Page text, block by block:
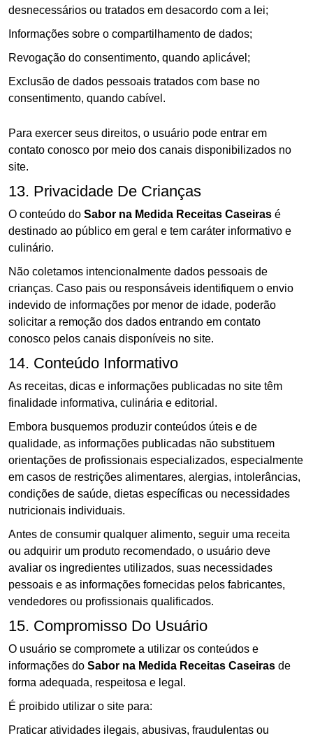
desnecessários ou tratados em desacordo com a lei;
Informações sobre o compartilhamento de dados;
Revogação do consentimento, quando aplicável;
Exclusão de dados pessoais tratados com base no
consentimento, quando cabível.
Para exercer seus direitos, o usuário pode entrar em
contato conosco por meio dos canais disponibilizados no
site.
13. Privacidade De Crianças
O conteúdo do Sabor na Medida Receitas Caseiras é
destinado ao público em geral e tem caráter informativo e
culinário.
Não coletamos intencionalmente dados pessoais de
crianças. Caso pais ou responsáveis identifiquem o envio
indevido de informações por menor de idade, poderão
solicitar a remoção dos dados entrando em contato
conosco pelos canais disponíveis no site.
14. Conteúdo Informativo
As receitas, dicas e informações publicadas no site têm
finalidade informativa, culinária e editorial.
Embora busquemos produzir conteúdos úteis e de
qualidade, as informações publicadas não substituem
orientações de profissionais especializados, especialmente
em casos de restrições alimentares, alergias, intolerâncias,
condições de saúde, dietas específicas ou necessidades
nutricionais individuais.
Antes de consumir qualquer alimento, seguir uma receita
ou adquirir um produto recomendado, o usuário deve
avaliar os ingredientes utilizados, suas necessidades
pessoais e as informações fornecidas pelos fabricantes,
vendedores ou profissionais qualificados.
15. Compromisso Do Usuário
O usuário se compromete a utilizar os conteúdos e
informações do Sabor na Medida Receitas Caseiras de
forma adequada, respeitosa e legal.
É proibido utilizar o site para:
Praticar atividades ilegais, abusivas, fraudulentas ou